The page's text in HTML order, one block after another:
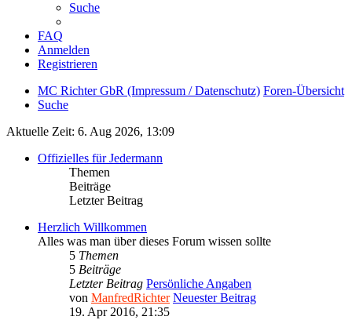
Suche
FAQ
Anmelden
Registrieren
MC Richter GbR (Impressum / Datenschutz) Foren-Übersicht
Suche
Aktuelle Zeit: 6. Aug 2026, 13:09
Offizielles für Jedermann
Themen
Beiträge
Letzter Beitrag
Herzlich Willkommen
Alles was man über dieses Forum wissen sollte
5 Themen
5 Beiträge
Letzter Beitrag Persönliche Angaben
von ManfredRichter Neuester Beitrag
19. Apr 2016, 21:35